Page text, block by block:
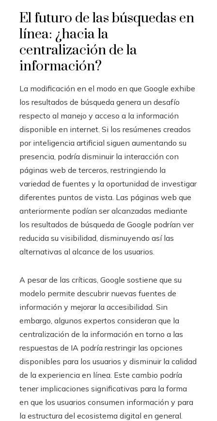
El futuro de las búsquedas en
línea: ¿hacia la
centralización de la
información?
La modificación en el modo en que Google exhibe
los resultados de búsqueda genera un desafío
respecto al manejo y acceso a la información
disponible en internet. Si los resúmenes creados
por inteligencia artificial siguen aumentando su
presencia, podría disminuir la interacción con
páginas web de terceros, restringiendo la
variedad de fuentes y la oportunidad de investigar
diferentes puntos de vista. Las páginas web que
anteriormente podían ser alcanzadas mediante
los resultados de búsqueda de Google podrían ver
reducida su visibilidad, disminuyendo así las
alternativas al alcance de los usuarios.
A pesar de las críticas, Google sostiene que su
modelo permite descubrir nuevas fuentes de
información y mejorar la accesibilidad. Sin
embargo, algunos expertos consideran que la
centralización de la información en torno a las
respuestas de IA podría restringir las opciones
disponibles para los usuarios y disminuir la calidad
de la experiencia en línea. Este cambio podría
tener implicaciones significativas para la forma
en que los usuarios consumen información y para
la estructura del ecosistema digital en general.